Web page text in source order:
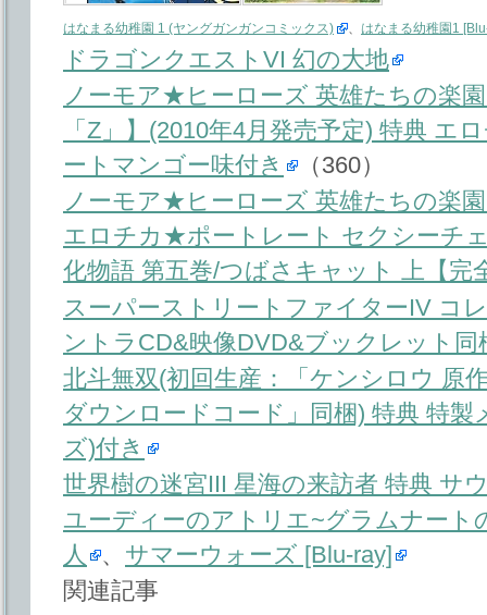
はなまる幼稚園 1 (ヤングガンガンコミックス) 、 はなまる幼稚園1
ドラゴンクエストVI 幻の大地
ノーモア★ヒーローズ 英雄たちの楽
「Z」】(2010年4月発売予定) 特典
ートマンゴー味付き
（360）
ノーモア★ヒーローズ 英雄たちの楽
エロチカ★ポートレート セクシーチ
化物語 第五巻/つばさキャット 上【完
スーパーストリートファイターIV コ
ントラCD&映像DVD&ブックレット同
北斗無双(初回生産：「ケンシロウ 原
ダウンロードコード」同梱) 特典 特
ズ)付き
世界樹の迷宮III 星海の来訪者 特典 サ
ユーディーのアトリエ~グラムナート
人
、 サマーウォーズ [Blu-ray]
関連記事